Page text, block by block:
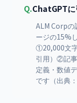
Q.ChatGPTに
ALM Corpの
ージの15%
①20,000文
引用）②記
定義・数値
です（出典